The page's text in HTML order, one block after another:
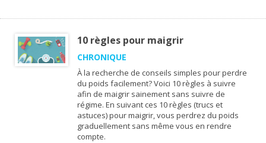
10 règles pour maigrir
CHRONIQUE
À la recherche de conseils simples pour perdre
du poids facilement? Voici 10 règles à suivre
afin de maigrir sainement sans suivre de
régime. En suivant ces 10 règles (trucs et
astuces) pour maigrir, vous perdrez du poids
graduellement sans même vous en rendre
compte.